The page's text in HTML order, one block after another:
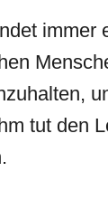
immer
tut den